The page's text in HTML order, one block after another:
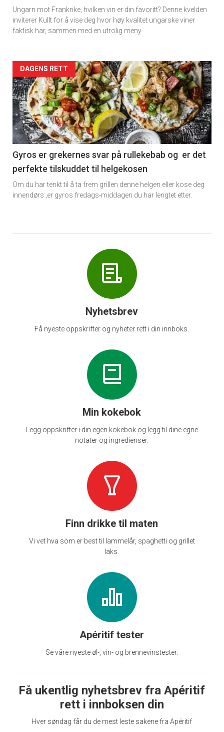
Ungarn mot Frankrike, hvilken vin er din favoritt? Denne kvelden
inviterer Kullt for å vise deg hvor høy kvalitet ungarske viner
faktisk har, sammen med en utrolig meny.
Forsiden
akkurat
nå
-
6
DAGENS RETT
Gyros er grekernes svar på rullekebab og er det
perfekte tilskuddet til helgekosen
Om du har tenkt til å ta frem grillen denne helgen eller kose deg
innendørs ,er gyros fredags-middagen du har lengtet etter.
Nyhetsbrev
Få nyeste oppskrifter og nyheter rett i din innboks.
Min kokebok
Legg oppskrifter i din egen kokebok og legg til dine egne
notater og ingredienser.
Finn drikke til maten
Vi vet hva som er best til lammelår, spaghetti og grillet
laks.
Apéritif tester
Se våre nyeste øl-, vin- og brennevinstester.
Få ukentlig nyhetsbrev fra Apéritif
rett i innboksen din
Hver søndag får du de mest leste sakene fra Apéritif